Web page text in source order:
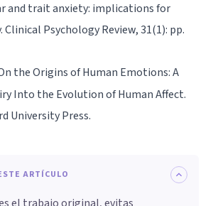
and trait anxiety: implications for
Psychology Review, 31(1): pp.
the Origins of Human Emotions: A
Into the Evolution of Human Affect.
University Press.
ARTÍCULO